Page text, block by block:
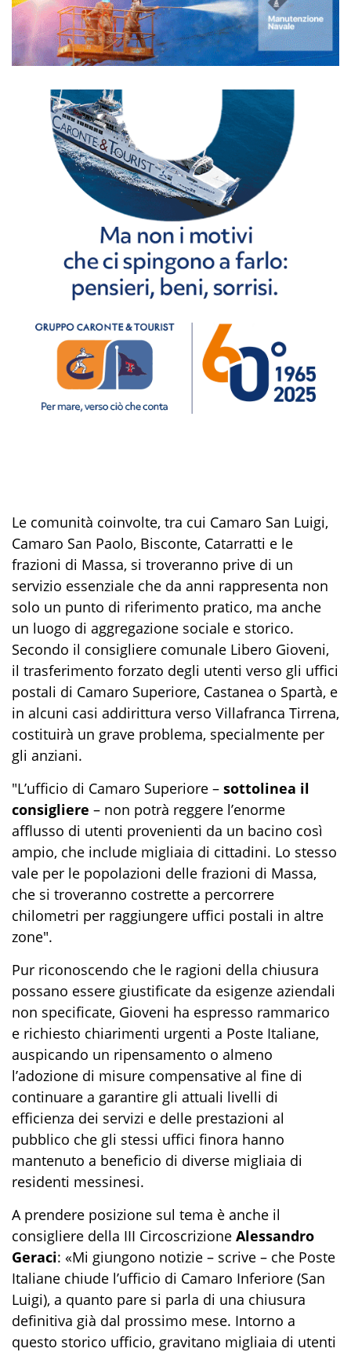
Le comunità coinvolte, tra cui Camaro San Luigi,
Camaro San Paolo, Bisconte, Catarratti e le
frazioni di Massa, si troveranno prive di un
servizio essenziale che da anni rappresenta non
solo un punto di riferimento pratico, ma anche
un luogo di aggregazione sociale e storico.
Secondo il consigliere comunale Libero Gioveni,
il trasferimento forzato degli utenti verso gli uffici
postali di Camaro Superiore, Castanea o Spartà, e
in alcuni casi addirittura verso Villafranca Tirrena,
costituirà un grave problema, specialmente per
gli anziani.
"L’ufficio di Camaro Superiore – sottolinea il
consigliere – non potrà reggere l’enorme
afflusso di utenti provenienti da un bacino così
ampio, che include migliaia di cittadini. Lo stesso
vale per le popolazioni delle frazioni di Massa,
che si troveranno costrette a percorrere
chilometri per raggiungere uffici postali in altre
zone".
Pur riconoscendo che le ragioni della chiusura
possano essere giustificate da esigenze aziendali
non specificate, Gioveni ha espresso rammarico
e richiesto chiarimenti urgenti a Poste Italiane,
auspicando un ripensamento o almeno
l’adozione di misure compensative al fine di
continuare a garantire gli attuali livelli di
efficienza dei servizi e delle prestazioni al
pubblico che gli stessi uffici finora hanno
mantenuto a beneficio di diverse migliaia di
residenti messinesi.
A prendere posizione sul tema è anche il
consigliere della III Circoscrizione Alessandro
Geraci: «Mi giungono notizie – scrive – che Poste
Italiane chiude l’ufficio di Camaro Inferiore (San
Luigi), a quanto pare si parla di una chiusura
definitiva già dal prossimo mese. Intorno a
questo storico ufficio, gravitano migliaia di utenti